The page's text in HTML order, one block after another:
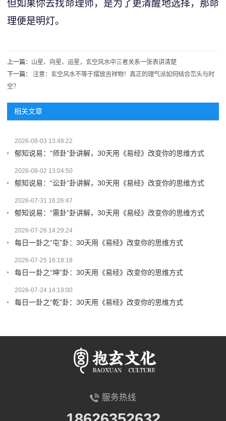
但如果你去找命理师，是为了更清醒地选择，那命
理便是明灯。
上一篇： 山星、向星、运星，玄空风水中三者关系一张表讲清楚
下一篇： 注意：玄空风水不等于摆放吉祥物！真正的理气派如何结合峦头与时
空？
相关文章
2026-08-03 13:48:22
郁知说易：“师卦”卦讲解，30天用《易经》改变你的思维方式
2026-08-02 13:04:50
郁知说易：“讼卦”卦讲解，30天用《易经》改变你的思维方式
2026-07-31 16:26:47
郁知说易：“需卦”卦讲解，30天用《易经》改变你的思维方式
2026-07-26 14:29:24
每日一卦之“屯”卦：30天用《易经》改变你的思维方式
2026-07-25 16:18:18
每日一卦之“坤”卦：30天用《易经》改变你的思维方式
2026-07-24 14:19:00
每日一卦之“乾”卦：30天用《易经》改变你的思维方式
服务热线